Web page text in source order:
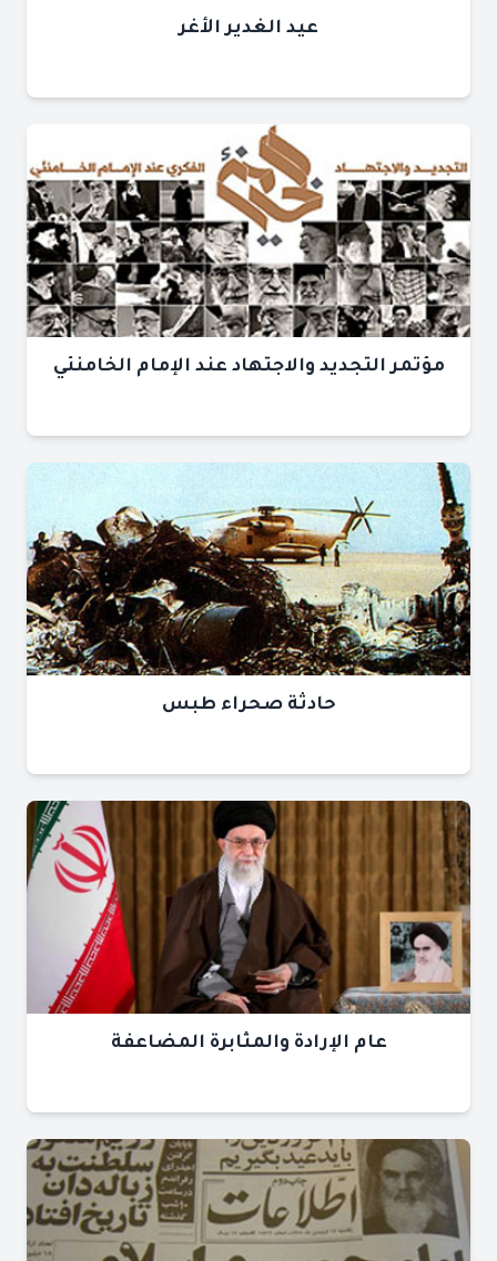
عيد الغدير الأغر
مؤتمر التجديد والاجتهاد عند الإمام الخامنئي
حادثة صحراء طبس
عام الإرادة والمثابرة المضاعفة